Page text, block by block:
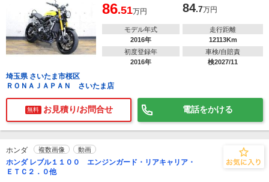
86.51万円 84.7万円
モデル年式
2016年
走行距離
12113Km
初度登録年
2016年
車検/自賠責
検2027/11
埼玉県 さいたま市桜区
ＲＯＮＡＪＡＰＡＮ さいたま店
無料 お見積り/お問合せ 電話をかける
ホンダ 複数画像 動画
ホンダ レブル１１００ エンジンガード・リアキャリア・
ＥＴＣ２．０他